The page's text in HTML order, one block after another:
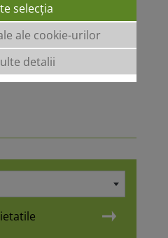
selecția
ale cookie-urilor
detalii